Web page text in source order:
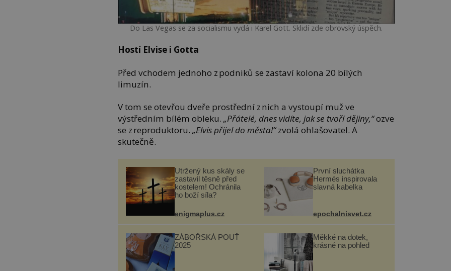
Do Las Vegas se za socialismu vydá i Karel Gott. Sklidí zde obrovský úspěch.
Hostí Elvise i Gotta
Před vchodem jednoho z podniků se zastaví kolona 20 bílých
limuzín.
V tom se otevřou dveře prostřední z nich a vystoupí muž ve
výstředním bílém obleku.„Přátelé, dnes vidíte, jak se tvoří dějiny,“ozve
se z reproduktoru.„Elvis přijel do města!“zvolá ohlašovatel. A
skutečně.
Utržený kus skály se
zastavil těsně před
kostelem! Ochránila
ho boží síla?
enigmaplus.cz
První sluchátka
Hermés inspirovala
slavná kabelka
epochalnisvet.cz
ZÁBOŘSKÁ POUŤ
2025
Měkké na dotek,
krásné na pohled